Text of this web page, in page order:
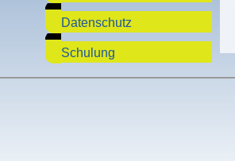
Datenschutz
Schulung